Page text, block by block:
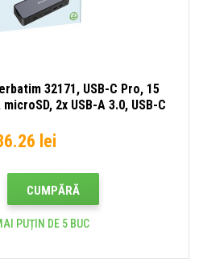
32171, USB-C Pro, 15
2x USB-A 3.0, USB-C
lei
CUMPĂRĂ
PUȚIN DE 5 BUC